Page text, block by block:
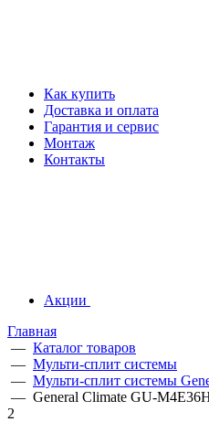
Как купить
Доставка и оплата
Гарантия и сервис
Монтаж
Контакты
Акции
Главная
— Каталог товаров
— Мульти-сплит системы
— Мульти-сплит системы
— General Climate GU-
2